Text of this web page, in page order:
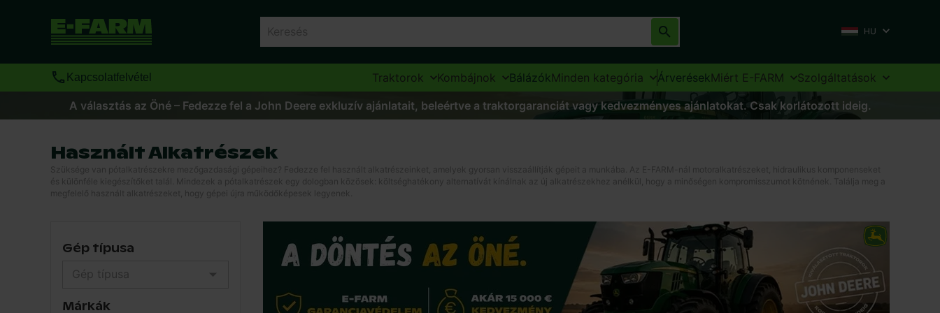
HU
Kapcsolatfelvétel Traktorok Kombájnok BálázókMinden kategória ÁrverésekMiért E-FARM
Szolgáltatások
A választás az Öné – Fedezze fel a John Deere exkluzív ajánlatait, beleértve a traktorgaranciát vagy kedvezményes ajánlatokat. Csak korlátozott ideig.
Használt Alkatrészek
Szüksége van pótalkatrészekre mezőgazdasági gépeihez? Fedezze fel használt alkatrészeinket, amelyek gyorsan visszaállítják gépeit a munkába. Az E-FARM-nál motoralkatrészeket, hidraulikus komponenseket
és különféle kiegészítőket talál. Mindezek a pótalkatrészek egy dologban közösek: költséghatékony alternatívát kínálnak az új alkatrészekhez anélkül, hogy a minőségen kompromisszumot kötnének. Találja meg a
megfelelő használt alkatrészeket, hogy gépei újra működőképesek legyenek.
Gép típusa
Márkák